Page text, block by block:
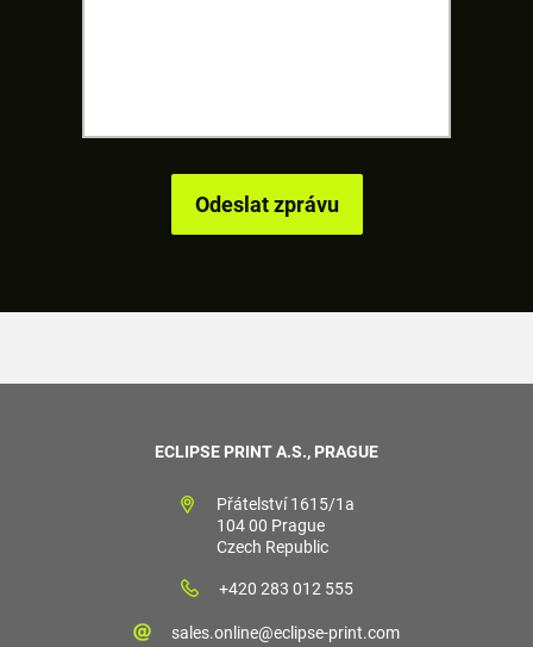
ECLIPSE PRINT A.S., PRAGUE
Přátelství 1615/1a
104 00 Prague
Czech Republic
+420 283 012 555
sales.online@eclipse-print.com